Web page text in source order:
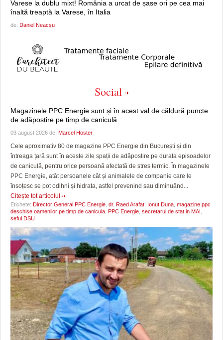
Varese la dublu mixt! România a urcat de șase ori pe cea mai
înaltă treaptă la Varese, în Italia
de: Daniel Neacșu
Social
Magazinele PPC Energie sunt și în acest val de căldură puncte
de adăpostire pe timp de caniculă
03 august 2026 de: Marcel Hoster
Cele aproximativ 80 de magazine PPC Energie din București și din
întreaga țară sunt în aceste zile spații de adăpostire pe durata episoadelor
de caniculă, pentru orice persoană afectată de stres termic. În magazinele
PPC Energie, atât persoanele cât și animalele de companie care le
însoțesc se pot odihni și hidrata, astfel prevenind sau diminuând...
Citeşte tot articolul
Etichete: Director General PPC Energie dr. Raed Arafat Ionut Duna magazine ppc
deschise oamenilor pe timp de canicula PPC Energie secretarul de stat in MAI
seful DSU